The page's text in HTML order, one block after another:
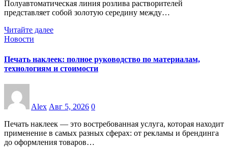
Полуавтоматическая линия розлива растворителей
представляет собой золотую середину между…
Читайте далее
Новости
Печать наклеек: полное руководство по материалам,
технологиям и стоимости
Alex Авг 5, 2026 0
Печать наклеек — это востребованная услуга, которая находит
применение в самых разных сферах: от рекламы и брендинга
до оформления товаров…